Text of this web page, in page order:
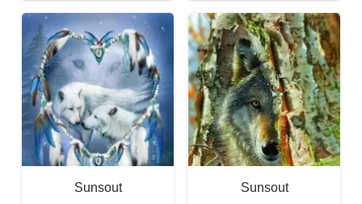
Sunsout
Sunsout